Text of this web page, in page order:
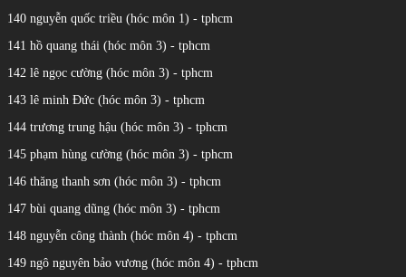
140 nguyễn quốc triều (hóc môn 1) - tphcm
141 hồ quang thái (hóc môn 3) - tphcm
142 lê ngọc cường (hóc môn 3) - tphcm
143 lê minh Đức (hóc môn 3) - tphcm
144 trương trung hậu (hóc môn 3) - tphcm
145 phạm hùng cường (hóc môn 3) - tphcm
146 thăng thanh sơn (hóc môn 3) - tphcm
147 bùi quang dũng (hóc môn 3) - tphcm
148 nguyễn công thành (hóc môn 4) - tphcm
149 ngô nguyên bảo vương (hóc môn 4) - tphcm